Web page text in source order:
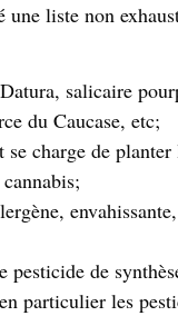
liste non
salicaire
du Caucase, etc;
se charge de
pesticide de
particulier les